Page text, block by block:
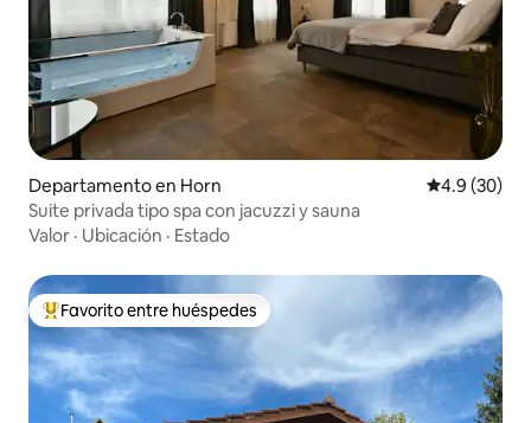
Departamento en Horn Calificación
4.9 (30)
Suite privada tipo spa con jacuzzi y sauna
Valor · Ubicación · Estado
De los mejores en Favorito entre huéspedes
Favorito entre huéspedes